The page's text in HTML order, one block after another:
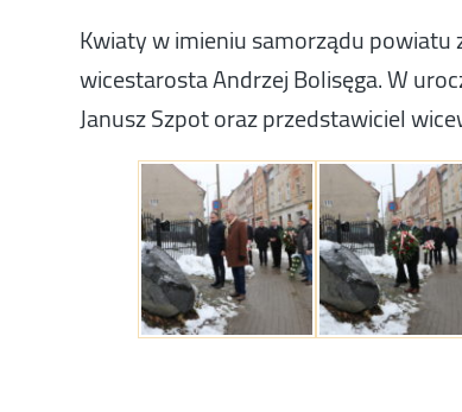
Kwiaty w imieniu samorządu powiatu
wicestarosta Andrzej Bolisęga. W
Janusz Szpot oraz przedstawiciel